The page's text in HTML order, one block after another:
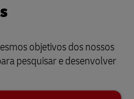
objetivos dos nossos
pesquisar e desenvolver